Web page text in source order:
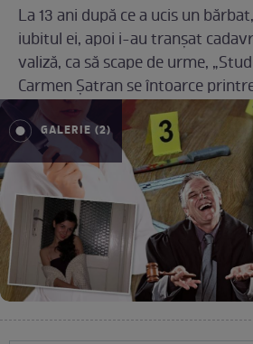
La 13 ani după ce a ucis un
iubitul ei, apoi i-au tranșat
valiză, ca să scape de urme,
Carmen Șatran se întoarce
GALERIE (2)